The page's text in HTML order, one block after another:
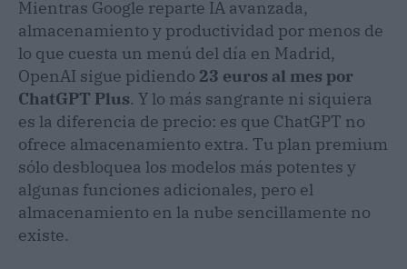
Mientras Google reparte IA avanzada,
almacenamiento y productividad por menos de
lo que cuesta un menú del día en Madrid,
OpenAI sigue pidiendo 23 euros al mes por
ChatGPT Plus. Y lo más sangrante ni siquiera
es la diferencia de precio: es que ChatGPT no
ofrece almacenamiento extra. Tu plan premium
sólo desbloquea los modelos más potentes y
algunas funciones adicionales, pero el
almacenamiento en la nube sencillamente no
existe.